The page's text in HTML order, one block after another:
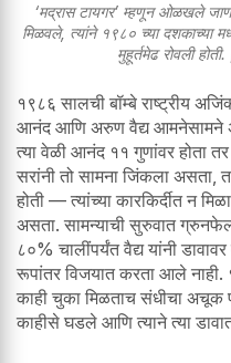
‘मद्रास टायगर’ म्हणून ओळखले
मिळवले, त्यांने १९८० च्या दशकाच्या
मुहूर्तमेढ रोवली
१९८६ सालची बॉम्बे राष्ट्रीय
आनंद आणि अरुण वैद्य आमनेसामने
त्या वेळी आनंद ११ गुणांवर होता
सरांनी तो सामना जिंकला असता,
होती — त्यांच्या कारकिर्दीत न
असता. सामन्याची सुरुवात
८०% चालींपर्यंत वैद्य यांनी
रूपांतर विजयात करता आले नाही.
काही चुका मिळताच संधीचा
काहीसे घडले आणि त्याने त्या